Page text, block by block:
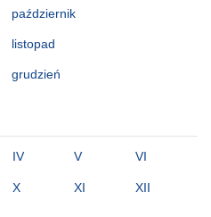
październik
listopad
grudzień
IV V VI
X XI XII